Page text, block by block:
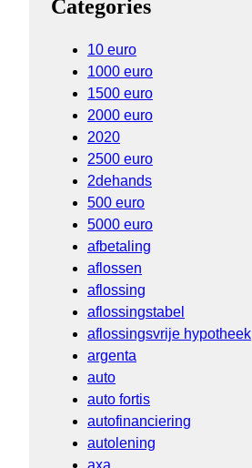
Categories
10 euro
1000 euro
1500 euro
2000 euro
2020
2500 euro
2dehands
500 euro
5000 euro
afbetaling
aflossen
aflossing
aflossingstabel
aflossingsvrije hypotheek
argenta
auto
auto fortis
autofinanciering
autolening
axa